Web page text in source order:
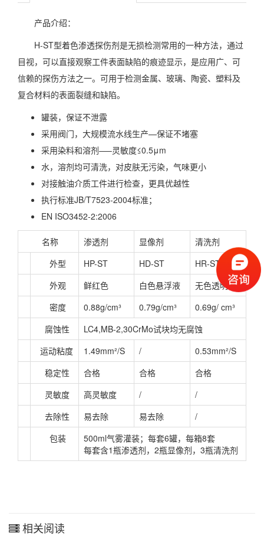
产品介绍：
H-ST型着色渗透探伤剂是无损检测常用的一种方法，通过
目视，可以直接观察工件表面缺陷的痕迹显示，是应用广、可
信赖的探伤方法之一。可用于检测金属、玻璃、陶瓷、塑料及
复合材料的表面裂缝和缺陷。
罐装，保证不泄露
采用阀门，大规模流水线生产—保证不堵塞
采用染料和溶剂—–灵敏度≤0.5μm
水，溶剂均可清洗，对皮肤无污染，气味更小
对接触油介质工件进行检查，更具优越性
执行标准JB/T7523-2004标准；
EN ISO3452-2:2006
名称 渗透剂 显像剂
清洗剂
外型
HP-ST HD-ST
HR-ST
外观
鲜红色 白色悬浮液
无色透明
密度
0.88g/cm³ 0.79g/cm³
0.69g/ cm³
腐蚀性
LC4,MB-2,30CrMo试块均无腐蚀
运动粘度
1.49mm²/S /
0.53mm²/S
稳定性
合格 合格
合格
灵敏度
高灵敏度 /
/
去除性
易去除 易去除
/
包装
500ml气雾灌装；每套6罐，每箱8套
每套含1瓶渗透剂，2瓶显像剂，3瓶清洗剂
相关阅读